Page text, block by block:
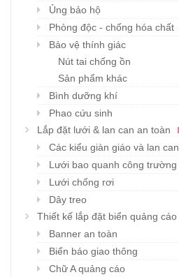
Ủng bảo hộ
Phòng độc - chống hóa chất
Bảo vệ thính giác
Nút tai chống ồn
Sản phẩm khác
Bình dưỡng khí
Phao cứu sinh
Lắp đặt lưới & lan can an toàn
Các kiểu giàn giáo và lan can
Lưới bao quanh công trường
Lưới chống rơi
Dây treo
Thiết kế lắp đặt biển quảng cáo
Banner an toàn
Biển báo giao thông
Chữ A quảng cáo